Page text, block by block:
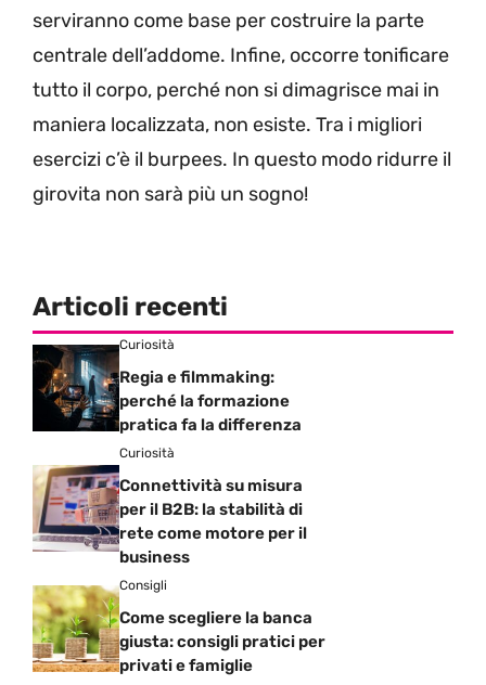
serviranno come base per costruire la parte
centrale dell’addome. Infine, occorre tonificare
tutto il corpo, perché non si dimagrisce mai in
maniera localizzata, non esiste. Tra i migliori
esercizi c’è il burpees. In questo modo ridurre il
girovita non sarà più un sogno!
Articoli recenti
Curiosità
Regia e filmmaking:
perché la formazione
pratica fa la differenza
Curiosità
Connettività su misura
per il B2B: la stabilità di
rete come motore per il
business
Consigli
Come scegliere la banca
giusta: consigli pratici per
privati e famiglie